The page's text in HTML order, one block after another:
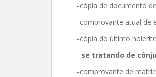
-cópia de documento
-comprovante atual de
-cópia do último
–se tratando de
-comprovante de